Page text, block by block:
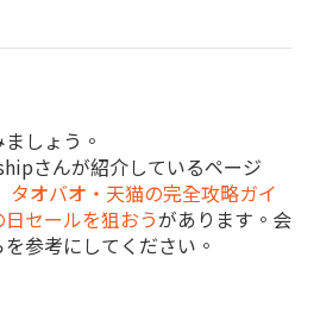
しょう。
さんが紹介しているページ
タオバオ・天猫の完全攻略ガイ
セールを狙おうがあります。会
参考にしてください。